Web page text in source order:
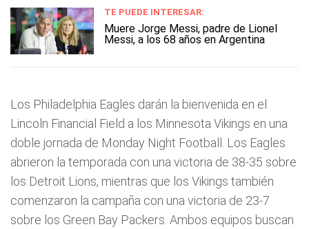
TE PUEDE INTERESAR:
Muere Jorge Messi, padre de Lionel
Messi, a los 68 años en Argentina
Los Philadelphia Eagles darán la bienvenida en el
Lincoln Financial Field a los Minnesota Vikings en una
doble jornada de Monday Night Football. Los Eagles
abrieron la temporada con una victoria de 38-35 sobre
los Detroit Lions, mientras que los Vikings también
comenzaron la campaña con una victoria de 23-7
sobre los Green Bay Packers. Ambos equipos buscan